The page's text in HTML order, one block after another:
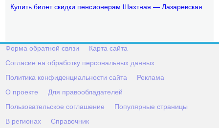
Купить билет скидки пенсионерам Шахтная — Лазаревская
Форма обратной связи
Карта сайта
Согласие на обработку персональных данных
Политика конфиденциальности сайта
Реклама
О проекте
Для правообладателей
Пользовательское соглашение
Популярные страницы
В регионах
Справочник